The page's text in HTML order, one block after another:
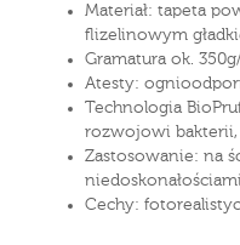
Materiał: tapeta
flizelinowym
Gramatura ok.
Atesty:
Technologia
rozwojowi
Zastosowanie: na
niedoskonałościami
Cechy: